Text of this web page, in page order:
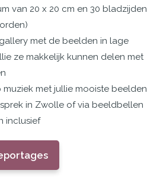
van 20 x 20 cm en 30 bladzijden
met de beelden in lage
ze makkelijk kunnen delen met
muziek met jullie mooiste beelden
in Zwolle of via beeldbellen
inclusief